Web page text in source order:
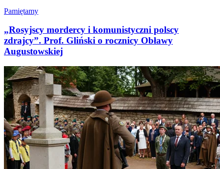
Pamiętamy
„Rosyjscy mordercy i komunistyczni polscy
zdrajcy”. Prof. Gliński o rocznicy Obławy
Augustowskiej